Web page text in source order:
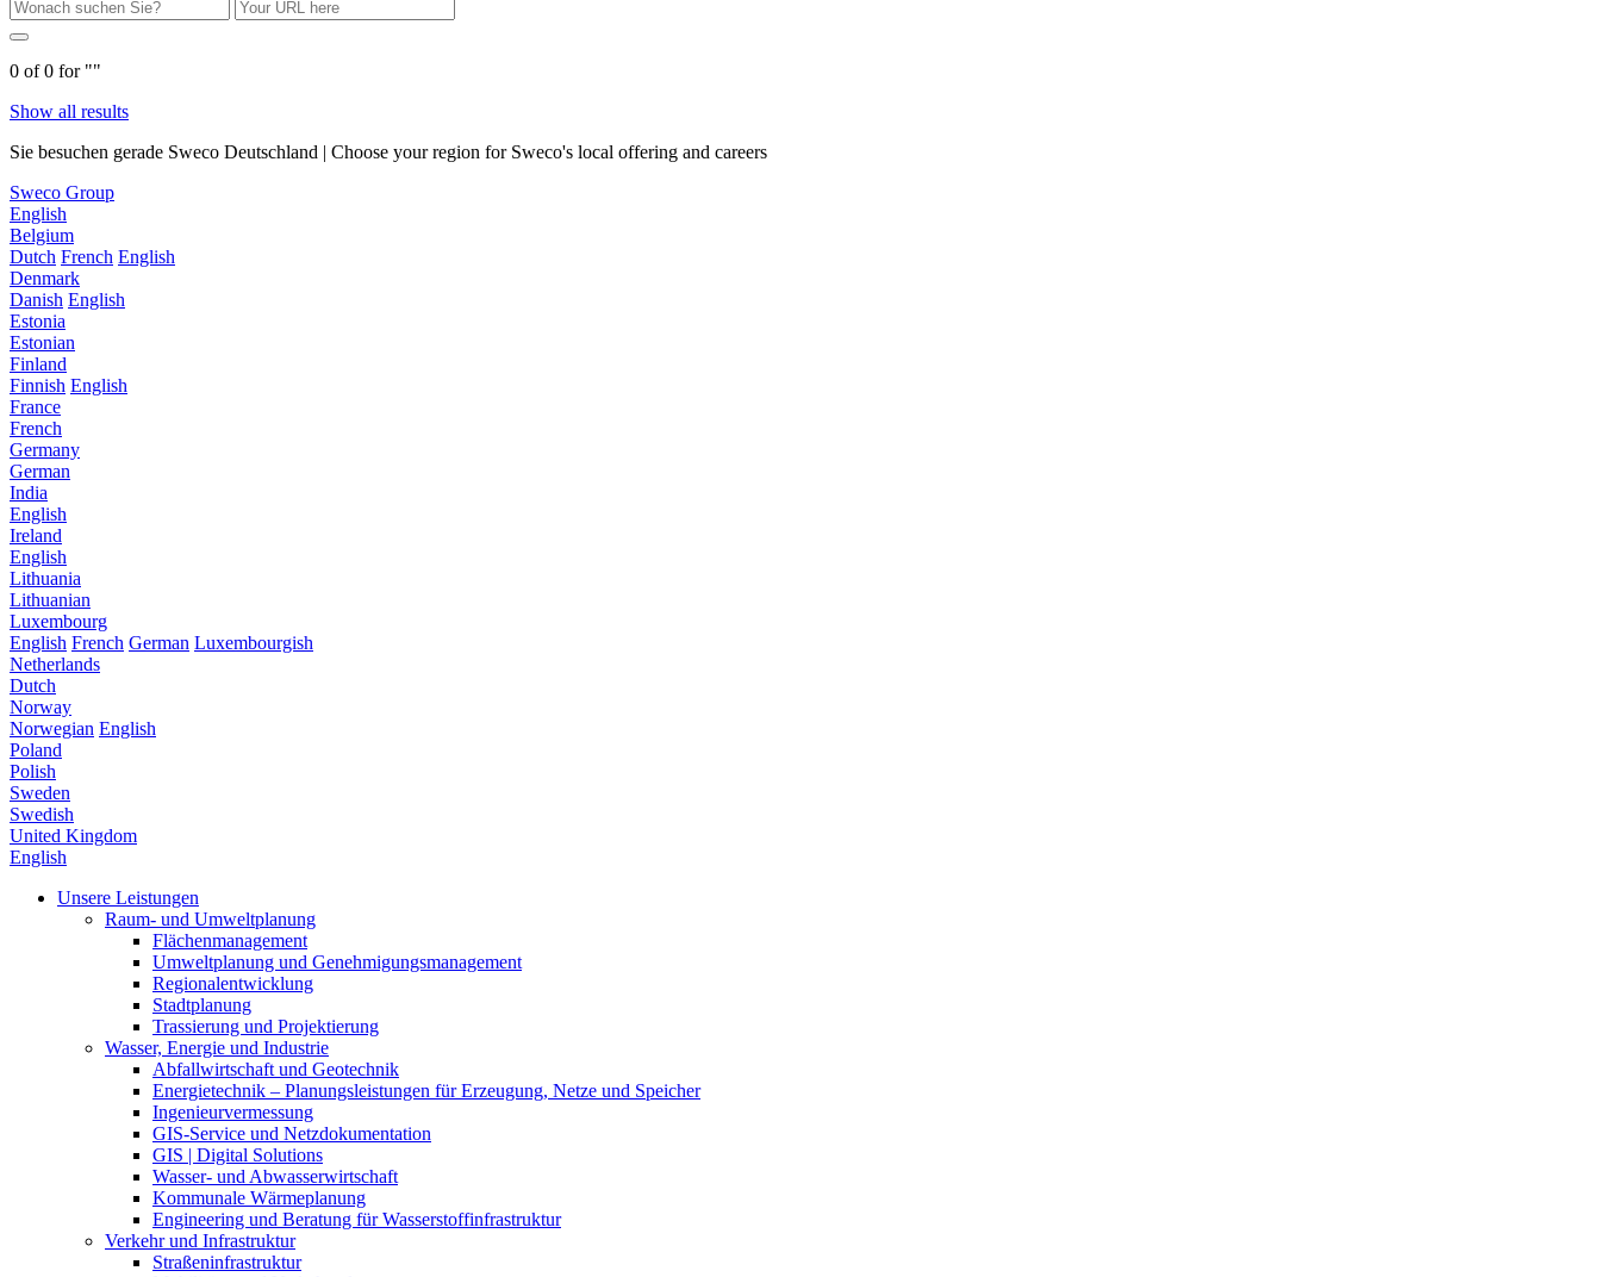
0 of0 for ""
Show all results
Sie besuchen gerade Sweco Deutschland | Choose your region for Sweco's local offering and careers
Sweco Group
English
Belgium
Dutch French English
Denmark
Danish English
Estonia
Estonian
Finland
Finnish English
France
French
Germany
German
India
English
Ireland
English
Lithuania
Lithuanian
Luxembourg
English French German Luxembourgish
Netherlands
Dutch
Norway
Norwegian English
Poland
Polish
Sweden
Swedish
United Kingdom
English
Unsere Leistungen
Raum- und Umweltplanung
Flächenmanagement
Umweltplanung und Genehmigungsmanagement
Regionalentwicklung
Stadtplanung
Trassierung und Projektierung
Wasser, Energie und Industrie
Abfallwirtschaft und Geotechnik
Energietechnik – Planungsleistungen für Erzeugung, Netze und Speicher
Ingenieurvermessung
GIS-Service und Netzdokumentation
GIS | Digital Solutions
Wasser- und Abwasserwirtschaft
Kommunale Wärmeplanung
Engineering und Beratung für Wasserstoffinfrastruktur
Verkehr und Infrastruktur
Straßeninfrastruktur